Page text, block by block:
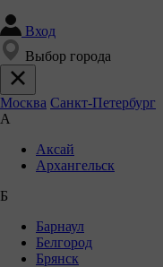
Вход
Выбор города
Москва Санкт-Петербург
А
Аксай
Архангельск
Б
Барнаул
Белгород
Брянск